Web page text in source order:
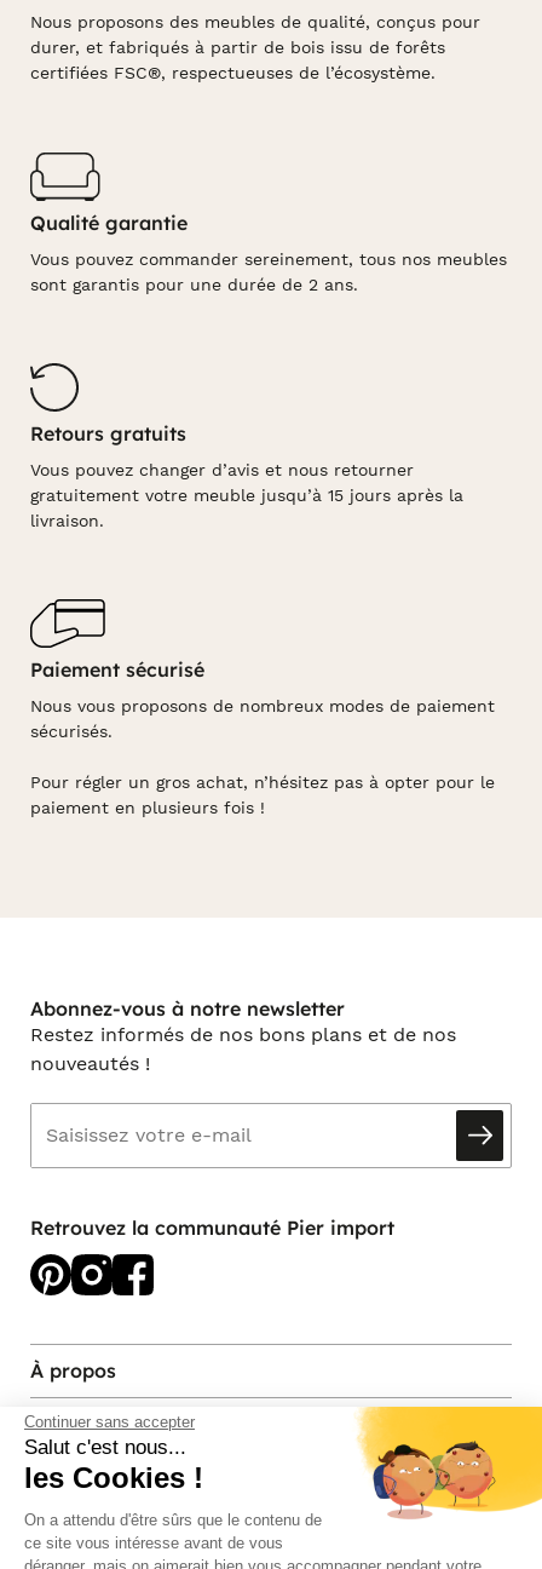
Continuer sans accepter
Salut c'est nous...
les Cookies !
On a attendu d'être sûrs que le contenu de
ce site vous intéresse avant de vous
Nous proposons des meubles de qualité, conçus pour
durer, et fabriqués à partir de bois issu de forêts
certifiées FSC®, respectueuses de l’écosystème.
Qualité garantie
Vous pouvez commander sereinement, tous nos meubles
sont garantis pour une durée de 2 ans.
Retours gratuits
Vous pouvez changer d’avis et nous retourner
gratuitement votre meuble jusqu’à 15 jours après la
livraison.
Paiement sécurisé
Nous vous proposons de nombreux modes de paiement
sécurisés.
Pour régler un gros achat, n’hésitez pas à opter pour le
paiement en plusieurs fois !
Abonnez-vous à notre newsletter
Restez informés de nos bons plans et de nos
nouveautés !
Retrouvez la communauté Pier import
À propos
Services et contact
Magasins et Showrooms
Modes de paiement acceptés